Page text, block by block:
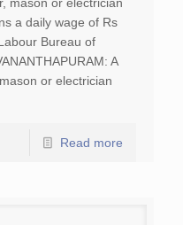
a daily wage of Rs
Bureau of
A
or electrician
Read more